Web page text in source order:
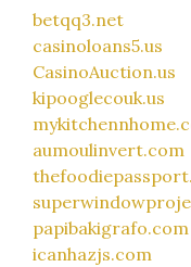
betqq3.net
casinoloans5.us
CasinoAuction.us
kipooglecouk.us
aumoulinvert.com
papibakigrafo.com
icanhazjs.com